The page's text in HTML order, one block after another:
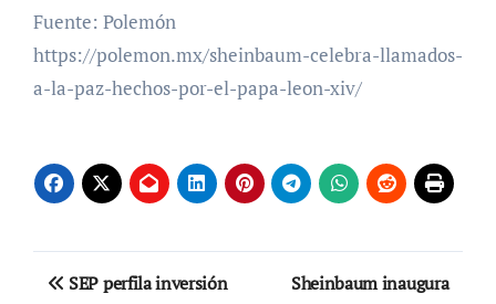
Fuente: Polemón
https://polemon.mx/sheinbaum-celebra-llamados-
a-la-paz-hechos-por-el-papa-leon-xiv/
Navegación
SEP perfila inversión
Sheinbaum inaugura